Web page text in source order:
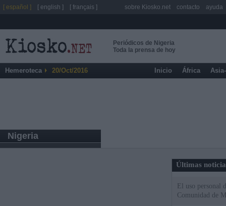
Periódicos de Nigeria
Toda la prensa de hoy
Hemeroteca 20/Oct/2016 Inicio África
Nigeria
Últimas
El uso personal
Comunidad de
[ español ] [ english ] [ français ] sobre Kiosko.net contacto ayuda